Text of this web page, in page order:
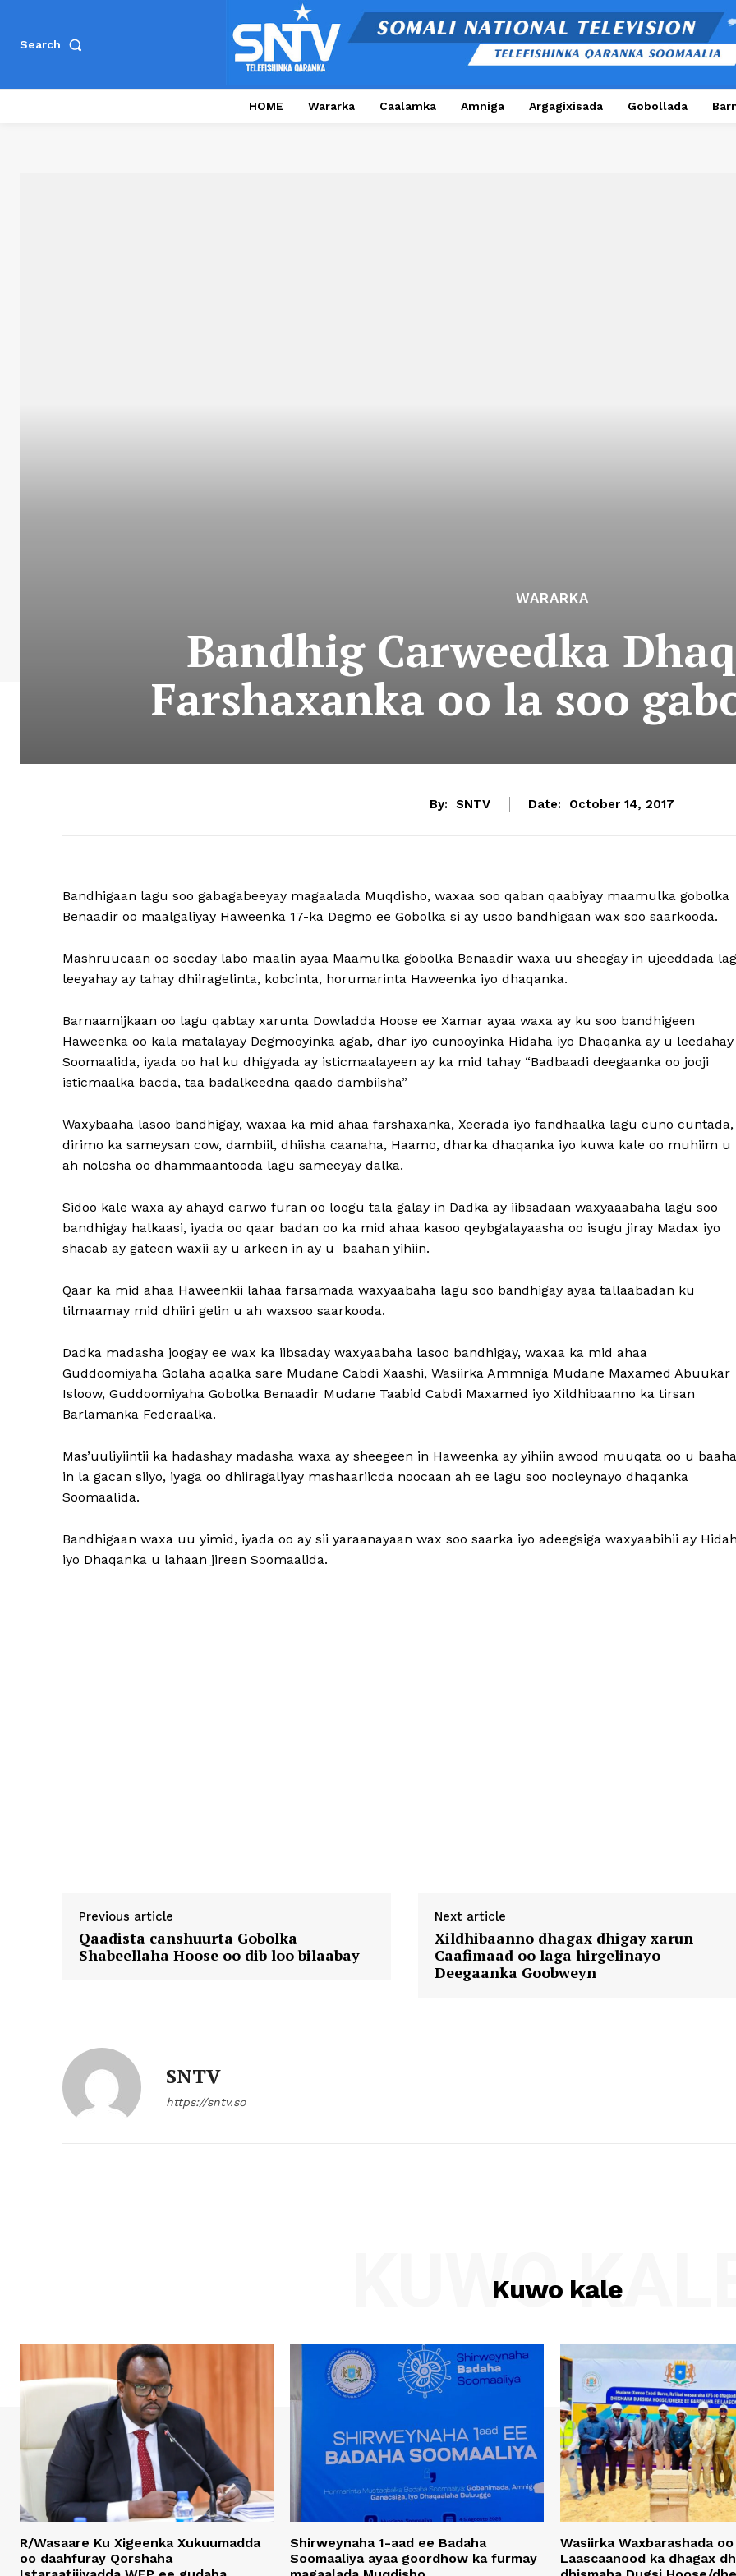
Search
HOME Wararka Caalamka Amniga Argagixisada Gobollada
WARARKA
Bandhig Carweedka
Farshaxanka oo la soo
By: SNTV Date: October 14, 2017
Bandhigaan lagu soo gabagabeeyay magaalada Muqdisho, waxaa soo qaban qaabiyay maamulka gobolka
Benaadir oo maalgaliyay Haweenka 17-ka Degmo ee Gobolka si ay usoo bandhigaan wax soo saarkooda.
Mashruucaan oo socday labo maalin ayaa Maamulka gobolka Benaadir waxa uu sheegay in ujeeddada
leeyahay ay tahay dhiiragelinta, kobcinta, horumarinta Haweenka iyo dhaqanka.
Barnaamijkaan oo lagu qabtay xarunta Dowladda Hoose ee Xamar ayaa waxa ay ku soo bandhigeen
Haweenka oo kala matalayay Degmooyinka agab, dhar iyo cunooyinka Hidaha iyo Dhaqanka ay u leedahay
Soomaalida, iyada oo hal ku dhigyada ay isticmaalayeen ay ka mid tahay “Badbaadi deegaanka oo jooji
isticmaalka bacda, taa badalkeedna qaado dambiisha”
Waxybaaha lasoo bandhigay, waxaa ka mid ahaa farshaxanka, Xeerada iyo fandhaalka lagu cuno
dirimo ka sameysan cow, dambiil, dhiisha caanaha, Haamo, dharka dhaqanka iyo kuwa kale oo muhiim u
ah nolosha oo dhammaantooda lagu sameeyay dalka.
Sidoo kale waxa ay ahayd carwo furan oo loogu tala galay in Dadka ay iibsadaan waxyaaabaha lagu soo
bandhigay halkaasi, iyada oo qaar badan oo ka mid ahaa kasoo qeybgalayaasha oo isugu jiray Madax iyo
shacab ay gateen waxii ay u arkeen in ay u baahan yihiin.
Qaar ka mid ahaa Haweenkii lahaa farsamada waxyaabaha lagu soo bandhigay ayaa tallaabadan ku
tilmaamay mid dhiiri gelin u ah waxsoo saarkooda.
Dadka madasha joogay ee wax ka iibsaday waxyaabaha lasoo bandhigay, waxaa ka mid ahaa
Guddoomiyaha Golaha aqalka sare Mudane Cabdi Xaashi, Wasiirka Ammniga Mudane Maxamed Abuukar
Isloow, Guddoomiyaha Gobolka Benaadir Mudane Taabid Cabdi Maxamed iyo Xildhibaanno ka tirsan
Barlamanka Federaalka.
Mas’uuliyiintii ka hadashay madasha waxa ay sheegeen in Haweenka ay yihiin awood muuqata oo u
in la gacan siiyo, iyaga oo dhiiragaliyay mashaariicda noocaan ah ee lagu soo nooleynayo dhaqanka
Soomaalida.
Bandhigaan waxa uu yimid, iyada oo ay sii yaraanayaan wax soo saarka iyo adeegsiga waxyaabihii ay
iyo Dhaqanka u lahaan jireen Soomaalida.
Previous article
Qaadista canshuurta Gobolka
Shabeellaha Hoose oo dib loo bilaabay
Next article
Xildhibaanno dhagax dhigay xarun
Caafimaad oo laga hirgelinayo
Deegaanka Goobweyn
SNTV
https://sntv.so
Kuwo kale
KUWO
R/Wasaare Ku Xigeenka Xukuumadda
oo daahfuray Qorshaha
Shirweynaha 1-aad ee Badaha
Soomaaliya ayaa goordhow ka furmay
Wasiirka Waxbarashada
Laascaanood ka dhagax